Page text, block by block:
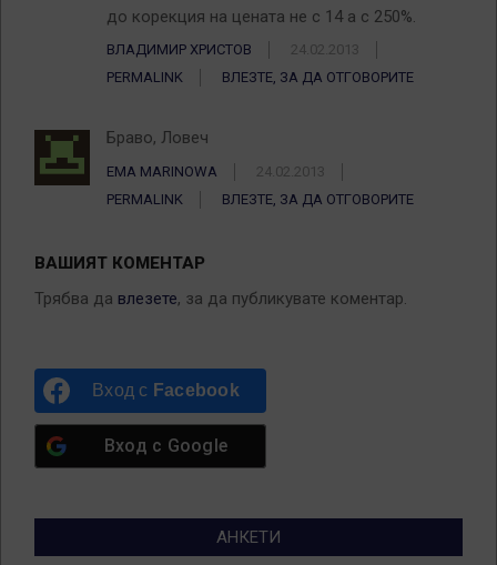
до корекция на цената не с 14 а с 250%.
ВЛАДИМИР ХРИСТОВ
24.02.2013
PERMALINK
ВЛЕЗТЕ, ЗА ДА ОТГОВОРИТЕ
Браво, Ловеч
EMA MARINOWA
24.02.2013
PERMALINK
ВЛЕЗТЕ, ЗА ДА ОТГОВОРИТЕ
ВАШИЯТ КОМЕНТАР
Трябва да влезете, за да публикувате коментар.
Вход с Facebook
Вход с Google
АНКЕТИ